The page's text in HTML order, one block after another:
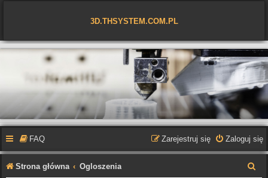
3D.THSYSTEM.COM.PL
FAQ Zaloguj się
Zarejestruj się
Strona główna Ogloszenia